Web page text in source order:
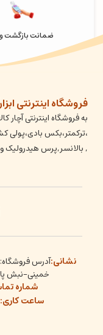
ضمانت بازگشت
فروشگاه اینترنتی
به فروشگاه اینترنتی آچار
،ترکمتر،بکس
, بالانسر,پرس هیدرولیک
نشانی:آدرس
خمینی-نبش پاساژ
شماره
ساعت کاری: